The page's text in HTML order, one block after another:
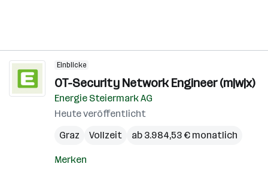
Einblicke
OT-Security Network Engineer (m|w|x)
Energie Steiermark AG
Heute veröffentlicht
Graz
Vollzeit ab 3.984,53 € monatlich
Merken